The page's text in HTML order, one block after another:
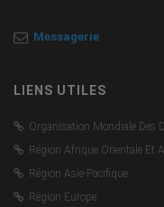
Messagerie
LIENS UTILES
Organisation Mondiale Des
Région Afrique Orientale Et
Région Asie-Pacifique
Région Europe